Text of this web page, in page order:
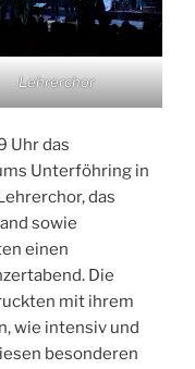
Lehrerchor
Uhr das
Unterföhring in
das
sowie
einen
Die
mit ihrem
wie intensiv und
besonderen